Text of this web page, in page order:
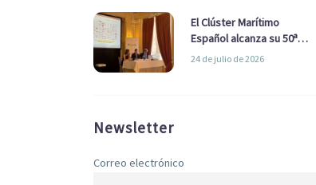
Ayuntamiento
El Clúster Marítimo
Español alcanza su 50ª
Asamblea reafirmando su
24 de julio de 2026
Newsletter
Correo electrónico